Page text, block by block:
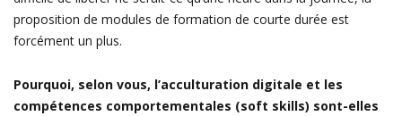
proposition de modules de formation de courte durée est
forcément un plus.
Pourquoi, selon vous, l’acculturation digitale et les
compétences comportementales (soft skills) sont-elles